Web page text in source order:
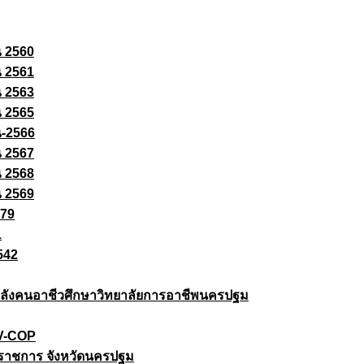
2560
2561
2563
2565
2566
2567
2568
2569
งคนอาชีวศึกษาวิทยาลัยการอาชีพนครปฐม
COP
าชการ จังหวัดนครปฐม